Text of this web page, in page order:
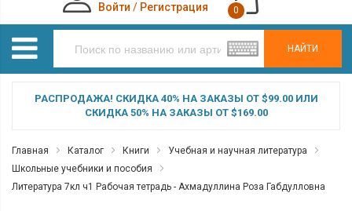
НАЙТИ
Войти / Регистрация 0
РАСПРОДАЖА! СКИДКА 40% НА ЗАКАЗЫ ОТ $99.00 ИЛИ
СКИДКА 50% НА ЗАКАЗЫ ОТ $169.00
Главная Каталог Книги
Учебная и научная литература
Школьные учебники и пособия
Литература 7кл ч1 Рабочая тетрадь - Ахмадуллина Роза Габдулловна